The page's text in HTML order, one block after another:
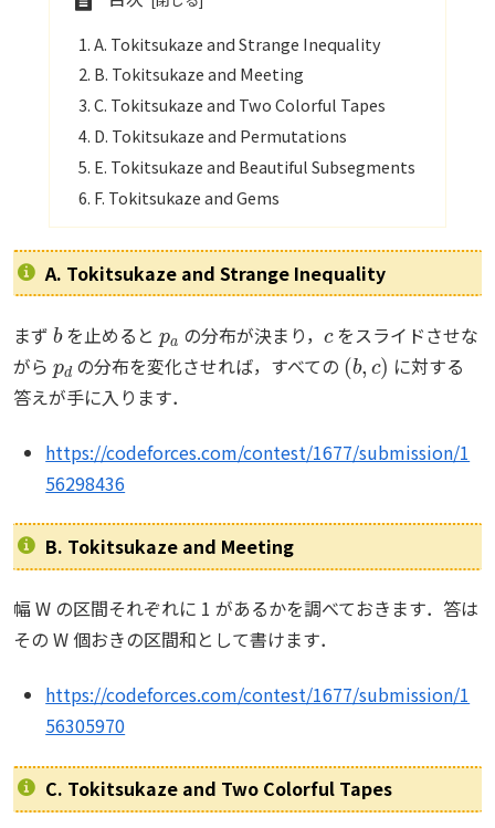
A. Tokitsukaze and Strange Inequality
B. Tokitsukaze and Meeting
C. Tokitsukaze and Two Colorful Tapes
D. Tokitsukaze and Permutations
E. Tokitsukaze and Beautiful Subsegments
F. Tokitsukaze and Gems
A. Tokitsukaze and Strange Inequality
まず を止めると の分布が決まり，
をスライドさせな
がら
pd
の分布を変化させれば，すべての
(b, c)
に対する
答えが手に入ります．
https://codeforces.com/contest/1677/submission/1
56298436
B. Tokitsukaze and Meeting
幅 W の区間それぞれに 1 があるかを調べておきます．答は
その W 個おきの区間和として書けます．
https://codeforces.com/contest/1677/submission/1
56305970
C. Tokitsukaze and Two Colorful Tapes